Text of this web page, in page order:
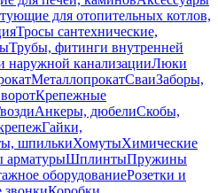
для отопительных котлов,
Тросы сантехнические,
Трубы, фитинги внутренней
наружной канализацииЛюки
МеталлопрокатСваиЗаборы,
Крепежные
Анкеры, дюбелиСкобы,
Гайки,
шпилькиХомутыХимические
арматурыШплинтыПружины
оборудованиеРозетки и